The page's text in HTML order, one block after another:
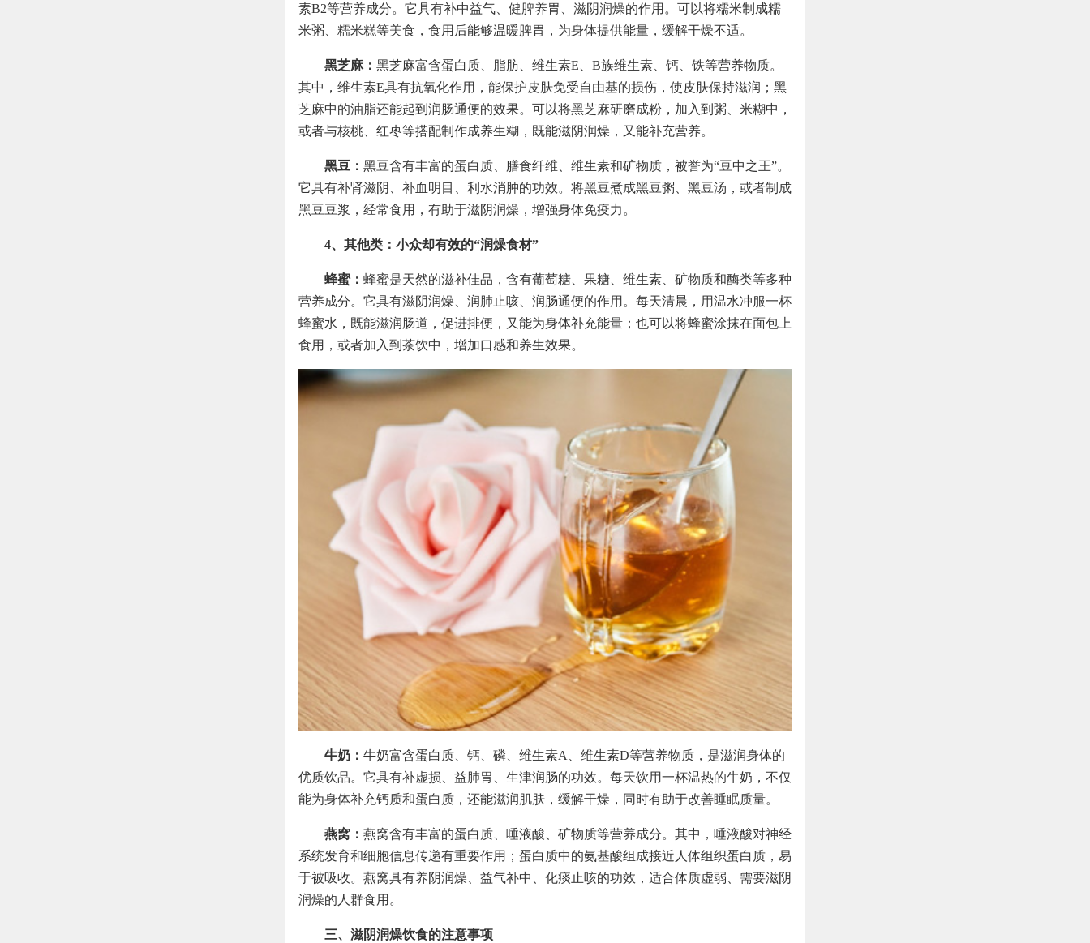
素B2等营养成分。它具有补中益气、健脾养胃、滋阴润燥的作用。可以将糯米制成糯
米粥、糯米糕等美食，食用后能够温暖脾胃，为身体提供能量，缓解干燥不适。
黑芝麻： 黑芝麻富含蛋白质、脂肪、维生素E、B族维生素、钙、铁等营养物质。
其中，维生素E具有抗氧化作用，能保护皮肤免受自由基的损伤，使皮肤保持滋润；黑
芝麻中的油脂还能起到润肠通便的效果。可以将黑芝麻研磨成粉，加入到粥、米糊中，
或者与核桃、红枣等搭配制作成养生糊，既能滋阴润燥，又能补充营养。
黑豆： 黑豆含有丰富的蛋白质、膳食纤维、维生素和矿物质，被誉为“豆中之王”。
它具有补肾滋阴、补血明目、利水消肿的功效。将黑豆煮成黑豆粥、黑豆汤，或者制成
黑豆豆浆，经常食用，有助于滋阴润燥，增强身体免疫力。
4、其他类：小众却有效的“润燥食材”
蜂蜜： 蜂蜜是天然的滋补佳品，含有葡萄糖、果糖、维生素、矿物质和酶类等多种
营养成分。它具有滋阴润燥、润肺止咳、润肠通便的作用。每天清晨，用温水冲服一杯
蜂蜜水，既能滋润肠道，促进排便，又能为身体补充能量；也可以将蜂蜜涂抹在面包上
食用，或者加入到茶饮中，增加口感和养生效果。
牛奶： 牛奶富含蛋白质、钙、磷、维生素A、维生素D等营养物质，是滋润身体的
优质饮品。它具有补虚损、益肺胃、生津润肠的功效。每天饮用一杯温热的牛奶，不仅
能为身体补充钙质和蛋白质，还能滋润肌肤，缓解干燥，同时有助于改善睡眠质量。
燕窝： 燕窝含有丰富的蛋白质、唾液酸、矿物质等营养成分。其中，唾液酸对神经
系统发育和细胞信息传递有重要作用；蛋白质中的氨基酸组成接近人体组织蛋白质，易
于被吸收。燕窝具有养阴润燥、益气补中、化痰止咳的功效，适合体质虚弱、需要滋阴
润燥的人群食用。
三、滋阴润燥饮食的注意事项